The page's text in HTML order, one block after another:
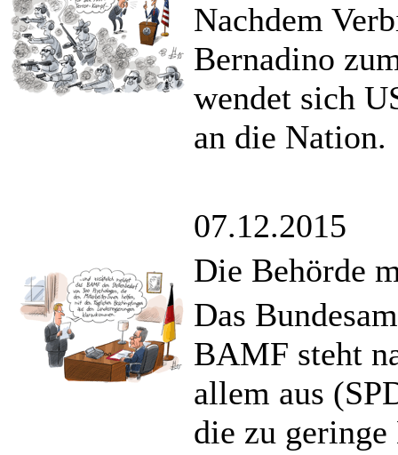
Nachdem
Bernadino
wendet sich
an die Nation.
07.12.2015
Die Behörde
Das
BAMF steht
allem aus
die zu